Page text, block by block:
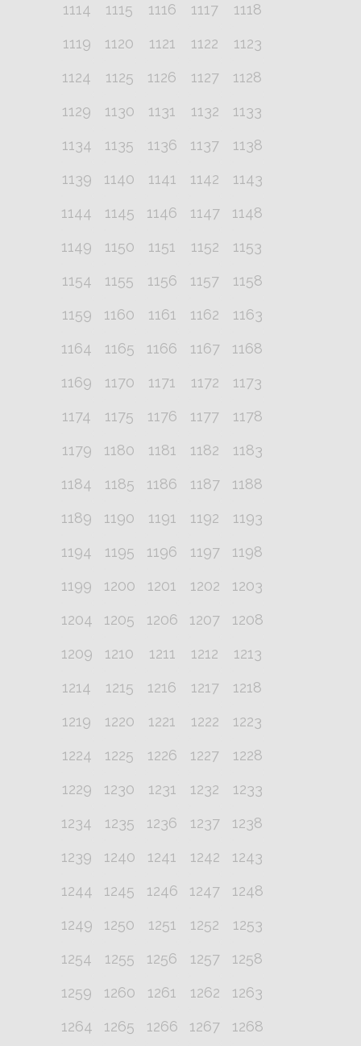
1114
1115 1116 1117
1118
1119
1120 1121 1122
1123
1124
1125 1126 1127
1128
1129
1130 1131 1132
1133
1134
1135 1136 1137
1138
1139
1140 1141 1142
1143
1144
1145 1146 1147
1148
1149
1150 1151 1152
1153
1154
1155 1156 1157
1158
1159
1160 1161 1162
1163
1164
1165 1166 1167
1168
1169
1170 1171 1172
1173
1174
1175 1176 1177
1178
1179
1180 1181 1182
1183
1184
1185 1186 1187
1188
1189
1190 1191 1192
1193
1194
1195 1196 1197
1198
1199
1200 1201 1202
1203
1204
1205 1206 1207
1208
1209
1210 1211 1212
1213
1214
1215 1216 1217
1218
1219
1220 1221 1222
1223
1224
1225 1226 1227
1228
1229
1230 1231 1232
1233
1234
1235 1236 1237
1238
1239
1240 1241 1242
1243
1244
1245 1246 1247
1248
1249
1250 1251 1252
1253
1254
1255 1256 1257
1258
1259
1260 1261 1262
1263
1264
1265 1266 1267 1268